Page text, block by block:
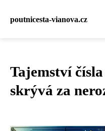
poutnicesta-vianova.cz
Tajemství
skrývá za